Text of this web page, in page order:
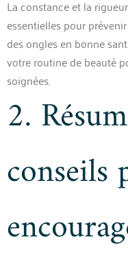
La constance et la
essentielles pour
des ongles en bonne
votre routine de beauté
soignées.
2.
conseils